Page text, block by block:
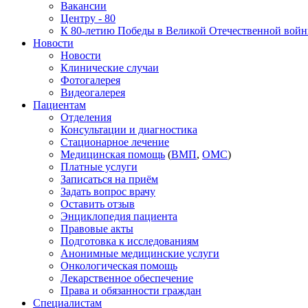
Вакансии
Центру - 80
К 80-летию Победы в Великой Отечественной
Новости
Новости
Клинические случаи
Фотогалерея
Видеогалерея
Пациентам
Отделения
Консультации и диагностика
Стационарное лечение
Медицинская помощь (ВМП, ОМС)
Платные услуги
Записаться на приём
Задать вопрос врачу
Оставить отзыв
Энциклопедия пациента
Правовые акты
Подготовка к исследованиям
Анонимные медицинские услуги
Онкологическая помощь
Лекарственное обеспечение
Права и обязанности граждан
Специалистам